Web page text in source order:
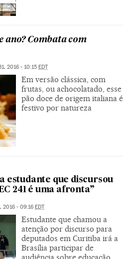
ano? Combata com
2016 - 10:15 EDT
Em versão clássica, com
frutas, ou achocolatado, esse
pão doce de origem italiana é
festivo por natureza
estudante que discursou
241 é uma afronta”
2016 - 09:16 EDT
Estudante que chamou a
atenção por discurso para
deputados em Curitiba irá a
Brasília participar de